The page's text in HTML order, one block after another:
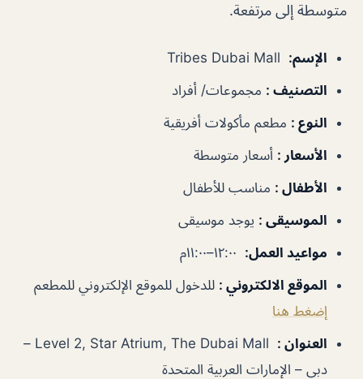
متوسطة إلى مرتفعة.
الإسم:
التصنيف : مجموعات/ أفراد
النوع : مطعم مأكولات أفريقية
الأسعار : أسعار متوسطة
الأطفال : مناسب للأطفال
الموسيقى : يوجد موسيقى
مواعيد العمل:
الموقع الالكتروني : للدخول للموقع الإلكتروني للمطعم
إضغط هنا
العنوان :
Level 2, Star Atrium, The Dubai Mall –
دبي – الإمارات العربية المتحدة